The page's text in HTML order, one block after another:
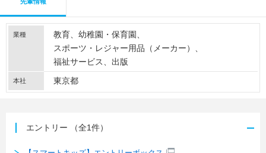
業種 教育
幼稚園・保育園
スポーツ・レジャー用品（メーカー）
福祉サービス
出版
本社 東京都
エントリー （全1件）